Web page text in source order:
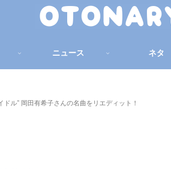
ニュース ネタ
ドル” 岡田有希子さんの名曲をリエディット！